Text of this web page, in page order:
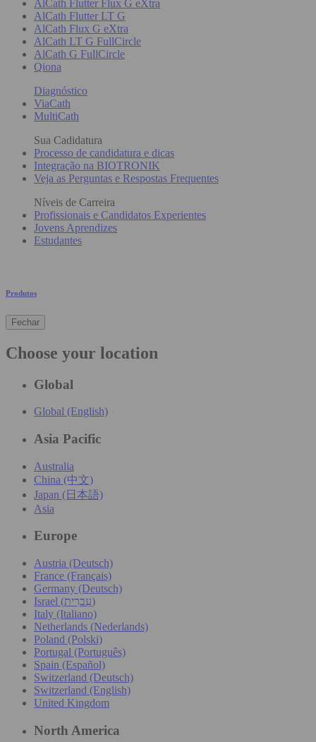
AlCath Flutter Flux G eXtra
AlCath Flutter LT G
AlCath Flux G eXtra
AlCath LT G FullCircle
AlCath G FullCircle
Qiona
Diagnóstico
ViaCath
MultiCath
Sua Cadidatura
Processo de candidatura e dicas
Integração na BIOTRONIK
Veja as Perguntas e Respostas Frequentes
Níveis de Carreira
Profissionais e Candidatos Experientes
Jovens Aprendizes
Estudantes
Produtos
Fechar
Choose your location
Global
Global (English)
Asia Pacific
Australia
China (中文)
Japan (日本語)
Asia
Europe
Austria (Deutsch)
France (Français)
Germany (Deutsch)
Israel (עִברִית)
Italy (Italiano)
Netherlands (Nederlands)
Poland (Polski)
Portugal (Português)
Spain (Español)
Switzerland (Deutsch)
Switzerland (English)
United Kingdom
North America